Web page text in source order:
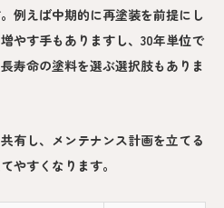
例えば中期的に再塗装を前提にし
やす手もありますし、30年単位で
寿命の塗料を選ぶ選択肢もありま
有し、メンテナンス計画を立てる
やすくなります。